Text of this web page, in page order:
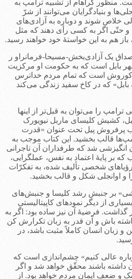
منظور گراهام از تشبیه ترامپ به
و بنیادگرایان می‌توانند از شرّ
خلاص شوند و دوباره به آزادی‌های
و حتّی اگر به کسی رأی دهند که مثل
باز هم به این خواستۀ خود خواهند رسید.
یک آزادی‌بخش-مسیحا-فرمانراو ر
بابل است که به حکومت او مرکزیت
کوروش است که تمام مردم خداترس
بابل» که در کاخ سفید زندگی می‌کند
را می‌توان به قبل‌تر از اینها
کشیش کلیسای ماربل نیویورک
پرفروش پیل تحت عنوان «قدرت
قالب بخشید. این کتاب موجب به
شد که طرفداران آن تاجرانی
بر پایۀ اعتماد به نفس، عملگرایی،
شخصی تألیف شده، به تفکرّات
و اوانجلی شکل و قالب بخشید.
بر جنبش رشد کلیسا و جنبش‌های
از دیگر نمودهای کاپیتالیستیِ
گذاشت. فرضیۀ آن نیز ساده بود: اگر به
باش و آن قدر به زبان تکرارش کن
و زبان انسان کاملاً مثبت باشد، در
عالی کنیم» چشم‌اندازی است که
داشته باشند محقّق خواهد شد و اگر
و ضعف ایمان مردم خواهد بود. از